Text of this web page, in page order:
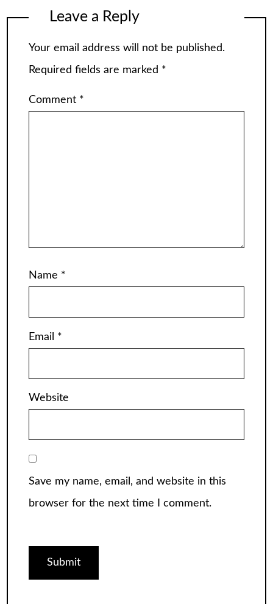
Leave a Reply
Your email address will not be published.
Required fields are marked *
Comment *
Name *
Email *
Website
Save my name, email, and website in this
browser for the next time I comment.